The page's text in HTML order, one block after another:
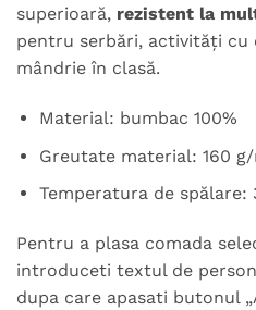
superioară, rezistent la
pentru serbări, activități cu
mândrie în clasă.
Material: bumbac 100%
Greutate material: 160 g/
Temperatura de spălare:
Pentru a plasa comada
introduceti textul de
dupa care apasati butonul